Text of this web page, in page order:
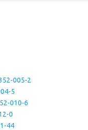
005-2
5
010-6
0
44